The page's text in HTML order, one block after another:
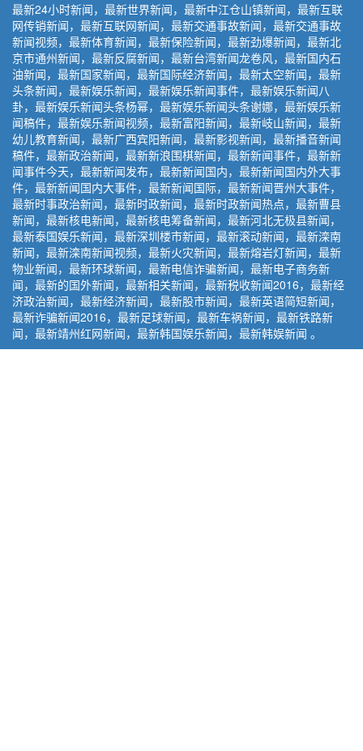
最新24小时新闻，最新世界新闻，最新中江仓山镇新闻，最新互联
网传销新闻，最新互联网新闻，最新交通事故新闻，最新交通事故
新闻视频，最新体育新闻，最新保险新闻，最新劲爆新闻，最新北
京市通州新闻，最新反腐新闻，最新台湾新闻龙卷风，最新国内石
油新闻，最新国家新闻，最新国际经济新闻，最新太空新闻，最新
头条新闻，最新娱乐新闻，最新娱乐新闻事件，最新娱乐新闻八
卦，最新娱乐新闻头条杨幂，最新娱乐新闻头条谢娜，最新娱乐新
闻稿件，最新娱乐新闻视频，最新富阳新闻，最新岐山新闻，最新
幼儿教育新闻，最新广西宾阳新闻，最新影视新闻，最新播音新闻
稿件，最新政治新闻，最新新浪围棋新闻，最新新闻事件，最新新
闻事件今天，最新新闻发布，最新新闻国内，最新新闻国内外大事
件，最新新闻国内大事件，最新新闻国际，最新新闻晋州大事件，
最新时事政治新闻，最新时政新闻，最新时政新闻热点，最新曹县
新闻，最新核电新闻，最新核电筹备新闻，最新河北无极县新闻，
最新泰国娱乐新闻，最新深圳楼市新闻，最新滚动新闻，最新滦南
新闻，最新滦南新闻视频，最新火灾新闻，最新熔岩灯新闻，最新
物业新闻，最新环球新闻，最新电信诈骗新闻，最新电子商务新
闻，最新的国外新闻，最新相关新闻，最新税收新闻2016，最新经
济政治新闻，最新经济新闻，最新股市新闻，最新英语简短新闻，
最新诈骗新闻2016，最新足球新闻，最新车祸新闻，最新铁路新
闻，最新靖州红网新闻，最新韩国娱乐新闻，最新韩娱新闻 。